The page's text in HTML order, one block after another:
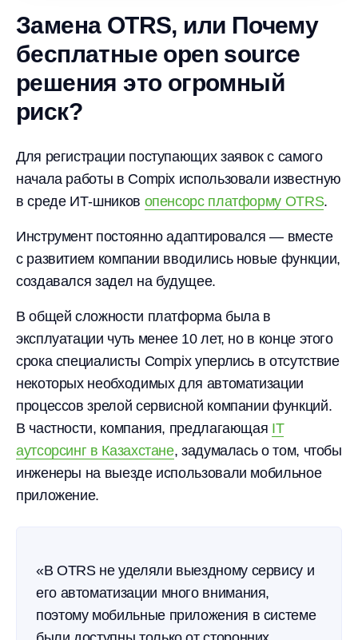
Замена OTRS, или Почему
бесплатные open source
решения это огромный
риск?
Для регистрации поступающих заявок с самого
начала работы в Compix использовали известную
в среде ИТ-шников опенсорс платформу OTRS.
Инструмент постоянно адаптировался — вместе
с развитием компании вводились новые функции,
создавался задел на будущее.
В общей сложности платформа была в
эксплуатации чуть менее 10 лет, но в конце этого
срока специалисты Compix уперлись в отсутствие
некоторых необходимых для автоматизации
процессов зрелой сервисной компании функций.
В частности, компания, предлагающая IT
аутсорсинг в Казахстане, задумалась о том, чтобы
инженеры на выезде использовали мобильное
приложение.
«В OTRS не уделяли выездному сервису и
его автоматизации много внимания,
поэтому мобильные приложения в системе